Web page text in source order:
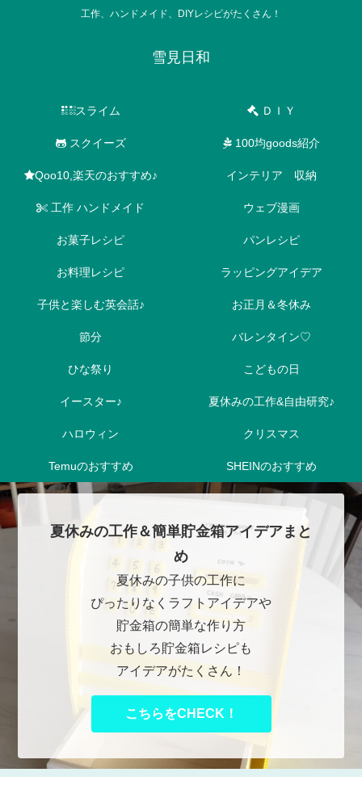
工作、ハンドメイド、DIYレシピがたくさん！
雪見日和
スライム ＤＩＹ
スクイーズ 100均goods紹介
Qoo10,楽天のおすすめ♪ インテリア 収納
工作 ハンドメイド ウェブ漫画
お菓子レシピ パンレシピ
お料理レシピ ラッピングアイデア
子供と楽しむ英会話♪ お正月＆冬休み
節分 バレンタイン♡
ひな祭り こどもの日
イースター♪ 夏休みの工作&自由研究♪
ハロウィン クリスマス
Temuのおすすめ SHEINのおすすめ
夏休みの工作＆簡単貯金箱アイデアまと
め
夏休みの子供の工作に
ぴったりなくラフトアイデアや
貯金箱の簡単な作り方
おもしろ貯金箱レシピも
アイデアがたくさん！
こちらをCHECK！